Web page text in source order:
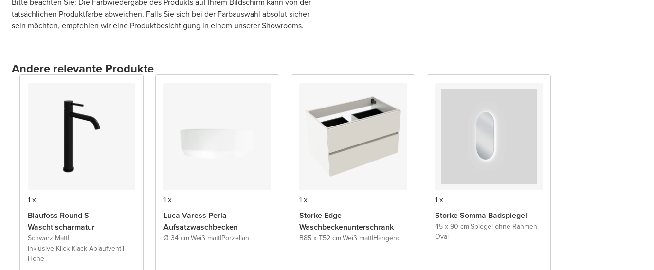
tatsächlichen Produktfarbe abweichen. Falls Sie sich bei der Farbauswahl absolut sicher
sein möchten, empfehlen wir eine Produktbesichtigung in einem unserer Showrooms.
Andere relevante Produkte
1 x
Blaufoss Round S
Waschtischarmatur
Schwarz Matt|
Inklusive Klick-Klack Ablaufventil|
Hohe
1 x
Luca Varess Perla
Aufsatzwaschbecken
Ø 34 cm|Weiß matt|Porzellan
1 x
Storke Edge
Waschbeckenunterschrank
B85 x T52 cm|Weiß matt|Hängend
1 x
Storke Somma Badspiegel
45 x 90 cm|Spiegel ohne Rahmen|
Oval